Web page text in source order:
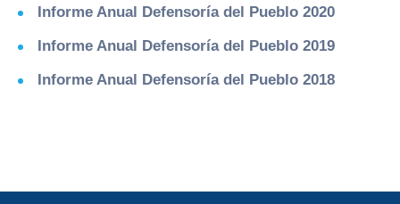
Informe Anual Defensoría del Pueblo 2020
Informe Anual Defensoría del Pueblo 2019
Informe Anual Defensoría del Pueblo 2018